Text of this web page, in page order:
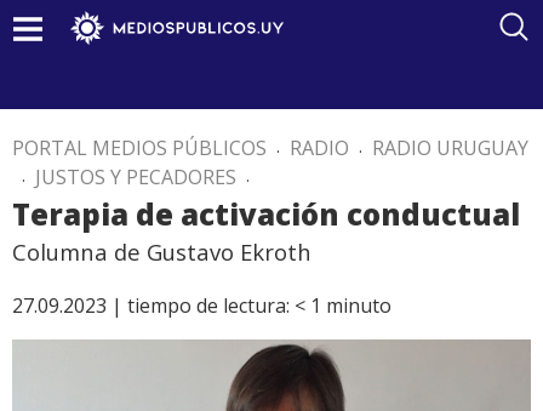
PORTAL MEDIOS PÚBLICOS . RADIO . RADIO URUGUAY
. JUSTOS Y PECADORES .
Terapia de activación conductual
Columna de Gustavo Ekroth
27.09.2023 | tiempo de lectura: < 1 minuto